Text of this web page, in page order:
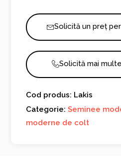
Solicită un preț
Solicită mai
Cod produs: Lakis
Categorie:Seminee
moderne de colt